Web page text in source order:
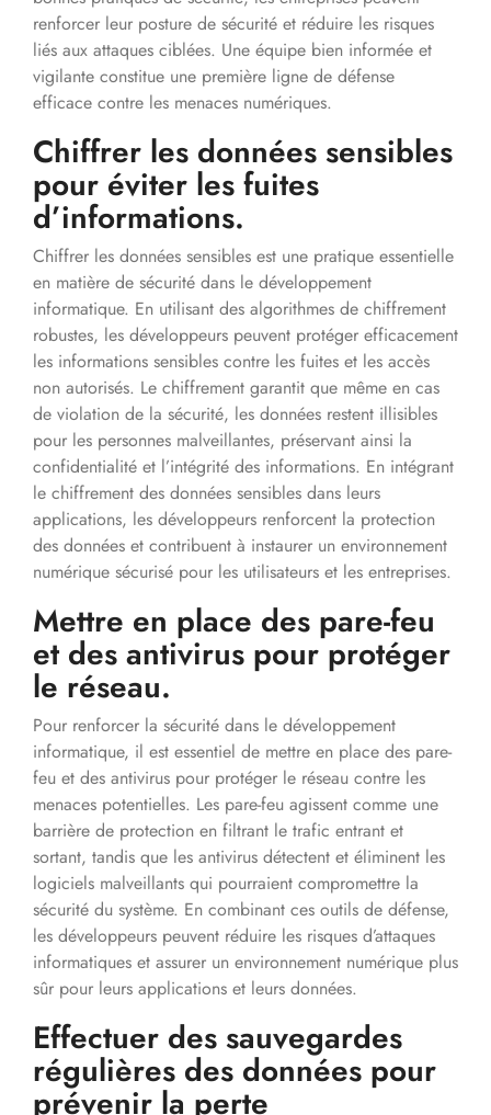
renforcer leur posture de sécurité et réduire les risques
liés aux attaques ciblées. Une équipe bien informée et
vigilante constitue une première ligne de défense
efficace contre les menaces numériques.
Chiffrer les données sensibles
pour éviter les fuites
d’informations.
Chiffrer les données sensibles est une pratique essentielle
en matière de sécurité dans le développement
informatique. En utilisant des algorithmes de chiffrement
robustes, les développeurs peuvent protéger efficacement
les informations sensibles contre les fuites et les accès
non autorisés. Le chiffrement garantit que même en cas
de violation de la sécurité, les données restent illisibles
pour les personnes malveillantes, préservant ainsi la
confidentialité et l’intégrité des informations. En intégrant
le chiffrement des données sensibles dans leurs
applications, les développeurs renforcent la protection
des données et contribuent à instaurer un environnement
numérique sécurisé pour les utilisateurs et les entreprises.
Mettre en place des pare-feu
et des antivirus pour protéger
le réseau.
Pour renforcer la sécurité dans le développement
informatique, il est essentiel de mettre en place des pare-
feu et des antivirus pour protéger le réseau contre les
menaces potentielles. Les pare-feu agissent comme une
barrière de protection en filtrant le trafic entrant et
sortant, tandis que les antivirus détectent et éliminent les
logiciels malveillants qui pourraient compromettre la
sécurité du système. En combinant ces outils de défense,
les développeurs peuvent réduire les risques d’attaques
informatiques et assurer un environnement numérique plus
sûr pour leurs applications et leurs données.
Effectuer des sauvegardes
régulières des données pour
prévenir la perte